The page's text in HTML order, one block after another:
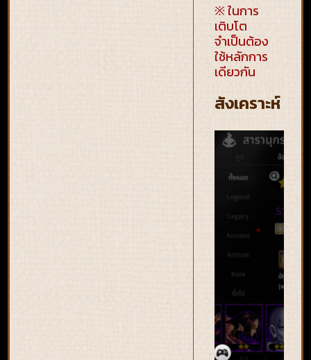
※ ในการ
เติบโต
จำเป็นต้อง
ใช้หลักการ
เดียวกัน
สังเคราะห์